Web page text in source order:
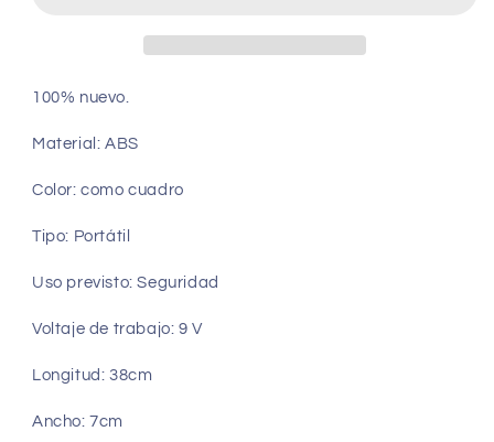
9v
100% nuevo.
Material: ABS
Color: como cuadro
Tipo: Portátil
Uso previsto: Seguridad
Voltaje de trabajo: 9 V
Longitud: 38cm
Ancho: 7cm